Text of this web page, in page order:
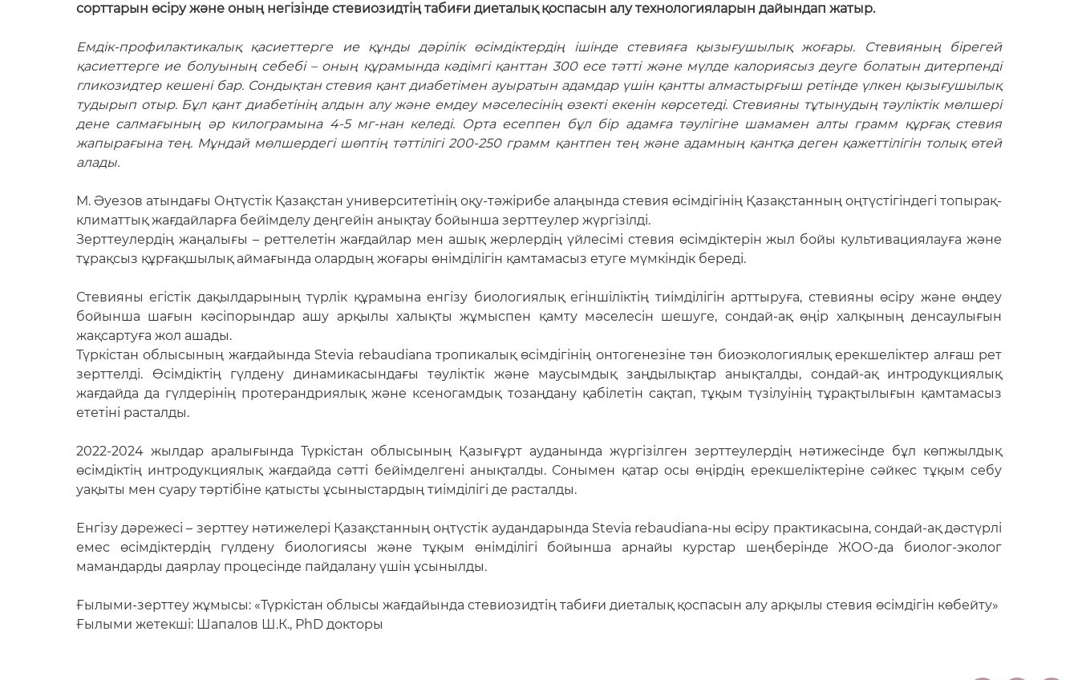
сорттарын өсіру және оның негізінде стевиозидтің табиғи диеталық қоспасын алу технологияларын дайындап жатыр.
Емдік-профилактикалық қасиеттерге ие құнды дәрілік өсімдіктердің ішінде стевияға қызығушылық жоғары. Стевияның бірегей
қасиеттерге ие болуының себебі – оның құрамында кәдімгі қанттан 300 есе тәтті және мүлде калориясыз деуге болатын дитерпенді
гликозидтер кешені бар. Сондықтан стевия қант диабетімен ауыратын адамдар үшін қантты алмастырғыш ретінде үлкен қызығушылық
тудырып отыр. Бұл қант диабетінің алдын алу және емдеу мәселесінің өзекті екенін көрсетеді. Стевияны тұтынудың тәуліктік мөлшері
дене салмағының әр килограмына 4-5 мг-нан келеді. Орта есеппен бұл бір адамға тәулігіне шамамен алты грамм құрғақ стевия
жапырағына тең. Мұндай мөлшердегі шөптің тәттілігі 200-250 грамм қантпен тең және адамның қантқа деген қажеттілігін толық өтей
алады.
М. Әуезов атындағы Оңтүстік Қазақстан университетінің оқу-тәжірибе алаңында стевия өсімдігінің Қазақстанның оңтүстігіндегі топырақ-
климаттық жағдайларға бейімделу деңгейін анықтау бойынша зерттеулер жүргізілді.
Зерттеулердің жаңалығы – реттелетін жағдайлар мен ашық жерлердің үйлесімі стевия өсімдіктерін жыл бойы культивациялауға және
тұрақсыз құрғақшылық аймағында олардың жоғары өнімділігін қамтамасыз етуге мүмкіндік береді.
Стевияны егістік дақылдарының түрлік құрамына енгізу биологиялық егіншіліктің тиімділігін арттыруға, стевияны өсіру және өңдеу
бойынша шағын кәсіпорындар ашу арқылы халықты жұмыспен қамту мәселесін шешуге, сондай-ақ өңір халқының денсаулығын
жақсартуға жол ашады.
Түркістан облысының жағдайында Stevia rebaudiana тропикалық өсімдігінің онтогенезіне тән биоэкологиялық ерекшеліктер алғаш рет
зерттелді. Өсімдіктің гүлдену динамикасындағы тәуліктік және маусымдық заңдылықтар анықталды, сондай-ақ интродукциялық
жағдайда да гүлдерінің протерандриялық және ксеногамдық тозаңдану қабілетін сақтап, тұқым түзілуінің тұрақтылығын қамтамасыз
ететіні расталды.
2022-2024 жылдар аралығында Түркістан облысының Қазығұрт ауданында жүргізілген зерттеулердің нәтижесінде бұл көпжылдық
өсімдіктің интродукциялық жағдайда сәтті бейімделгені анықталды. Сонымен қатар осы өңірдің ерекшеліктеріне сәйкес тұқым себу
уақыты мен суару тәртібіне қатысты ұсыныстардың тиімділігі де расталды.
Енгізу дәрежесі – зерттеу нәтижелері Қазақстанның оңтүстік аудандарында Stevia rebaudiana-ны өсіру практикасына, сондай-ақ дәстүрлі
емес өсімдіктердің гүлдену биологиясы және тұқым өнімділігі бойынша арнайы курстар шеңберінде ЖОО-да биолог-эколог
мамандарды даярлау процесінде пайдалану үшін ұсынылды.
Ғылыми-зерттеу жұмысы: «Түркістан облысы жағдайында стевиозидтің табиғи диеталық қоспасын алу арқылы стевия өсімдігін көбейту»
Ғылыми жетекші: Шапалов Ш.К., PhD докторы